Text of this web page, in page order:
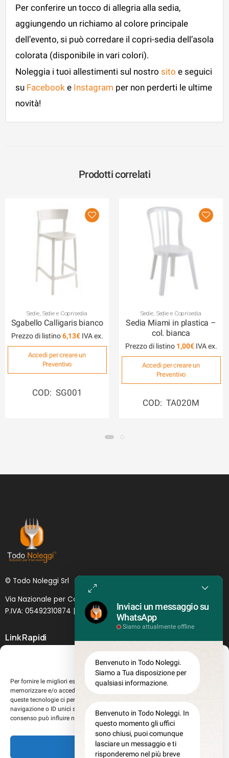
Gestisci Consenso
Per fornire le migliori esperienze, utilizziamo tecnologie come i cookie per
memorizzare e/o accedere alle informazioni del dispositivo. Il consenso a
queste tecnologie ci permetterà di elaborare dati come il comportamento di
navigazione o ID unici su questo sito. Non acconsentire o ritirare il
consenso può influire negativamente su alcune caratteristiche e funzioni.
Accetta
Per conferire un tocco di allegria alla sedia,
aggiungendo un richiamo al colore principale
dell’evento, si può corredare il copri-sedia dell’asola
colorata (disponibile in vari colori).
Noleggia i tuoi allestimenti sul nostro sito e seguici
su Facebook e Instagram per non perderti le ultime
novità!
Prodotti correlati
Sedie, Sedie e Coprisedia
Sgabello Calligaris bianco
Prezzo di listino6,13€
Accedi per creare un
Preventivo
COD: SG001
Sedie, Sedie e Coprisedia
Sedia Miami in plastica –
col. bianca
Prezzo di listino 1,00€
Accedi per creare un
Preventivo
COD: TA020M
© Todo Noleggi Srl
Via Nazionale per Catania, 6 | 95024 - Acireale (CT)
P.IVA: 05492310874 | SDI: MJ1 O YNU (Lettera )
Link Rapidi
Chi siamo
Perché sceglierci
Registrati al sito
Lavora con noi
Misure teglie Gastronorm
Inviaci un messaggio su
WhatsApp
Siamo attualmente offline
Benvenuto in Todo Noleggi.
Siamo a Tua disposizione per
qualsiasi informazione.
Benvenuto in Todo Noleggi. In
questo momento gli uffici
sono chiusi, puoi comunque
lasciare un messaggio e ti
risponderemo nel più breve